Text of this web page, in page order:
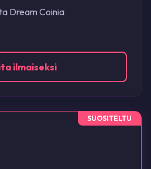
Dream Coinia
ilmaiseksi
SUOSITELTU